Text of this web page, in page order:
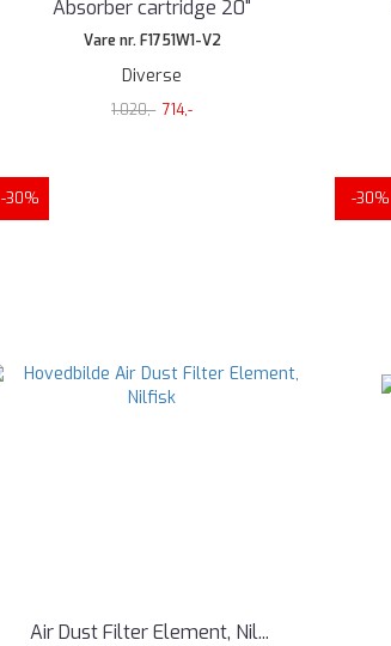
Absorber cartridge 20"
Vare nr. F1751W1-V2
Diverse
1.020,- 714,-
-30%
Air Dust Filter Element, Nil...
-30%